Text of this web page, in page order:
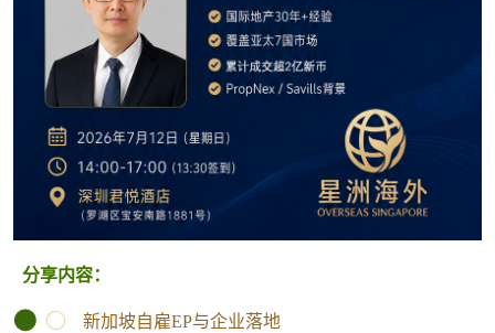
分享内容：
新加坡自雇EP与企业落地